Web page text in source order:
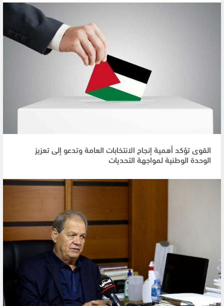
القوى تؤكد أهمية إنجاح الانتخابات العامة وتدعو إلى تعزيز
الوحدة الوطنية لمواجهة التحديات